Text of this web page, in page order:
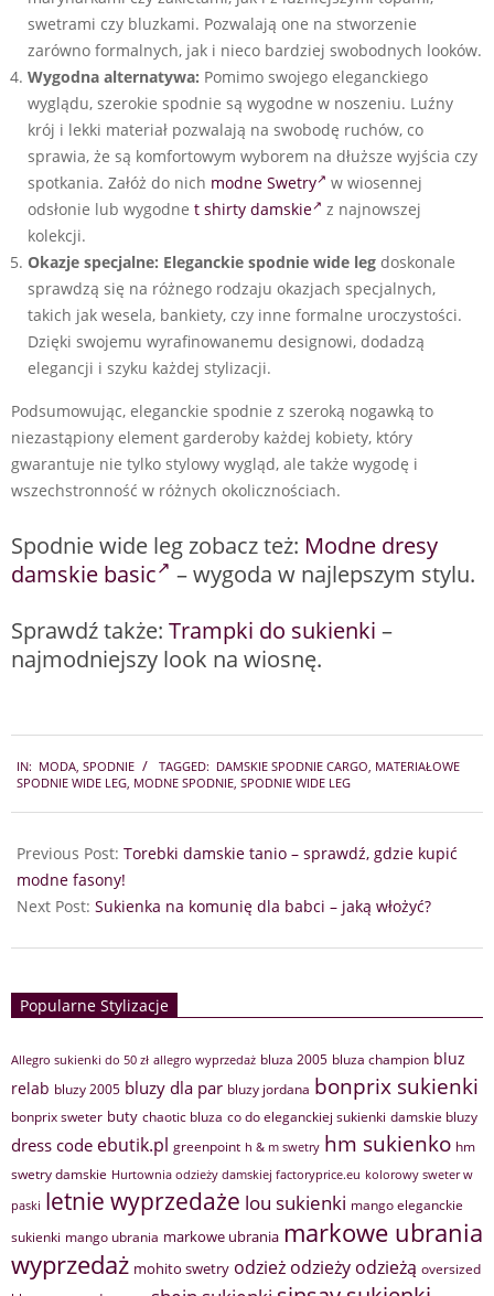
swetrami czy bluzkami. Pozwalają one na stworzenie
zarówno formalnych, jak i nieco bardziej swobodnych looków.
Wygodna alternatywa: Pomimo swojego eleganckiego
wyglądu, szerokie spodnie są wygodne w noszeniu. Luźny
krój i lekki materiał pozwalają na swobodę ruchów, co
sprawia, że są komfortowym wyborem na dłuższe wyjścia czy
spotkania. Załóż do nich modne Swetry
w wiosennej
odsłonie lub wygodne t shirty damskie
z najnowszej
kolekcji.
Okazje specjalne: Eleganckie spodnie wide leg doskonale
sprawdzą się na różnego rodzaju okazjach specjalnych,
takich jak wesela, bankiety, czy inne formalne uroczystości.
Dzięki swojemu wyrafinowanemu designowi, dodadzą
elegancji i szyku każdej stylizacji.
Podsumowując, eleganckie spodnie z szeroką nogawką to
niezastąpiony element garderoby każdej kobiety, który
gwarantuje nie tylko stylowy wygląd, ale także wygodę i
wszechstronność w różnych okolicznościach.
Spodnie wide leg zobacz też: Modne dresy
damskie basic
– wygoda w najlepszym stylu.
Sprawdź także: Trampki do sukienki –
najmodniejszy look na wiosnę.
02-
IN: MODA SPODNIE TAGGED: DAMSKIE SPODNIE CARGO MATERIAŁOWE
SPODNIE WIDE LEG MODNE SPODNIE SPODNIE WIDE LEG
Previous Post: Torebki damskie tanio – sprawdź, gdzie kupić
modne fasony!
Next Post: Sukienka na komunię dla babci – jaką włożyć?
Popularne Stylizacje
Allegro sukienki do 50 zł allegro wyprzedaż bluza 2005 bluza champion bluz
relab bluzy 2005 bluzy dla par bluzy jordana bonprix sukienki
bonprix sweter buty chaotic bluza co do eleganckiej sukienki damskie bluzy
dress code ebutik.pl greenpoint h & m swetry hm sukienko hm
swetry damskie Hurtownia odzieży damskiej factoryprice.eu kolorowy sweter w
paski letnie wyprzedaże lou sukienki mango eleganckie
sukienki mango ubrania markowe ubrania markowe ubrania
wyprzedaż mohito swetry odzież odzieży odzieżą oversized